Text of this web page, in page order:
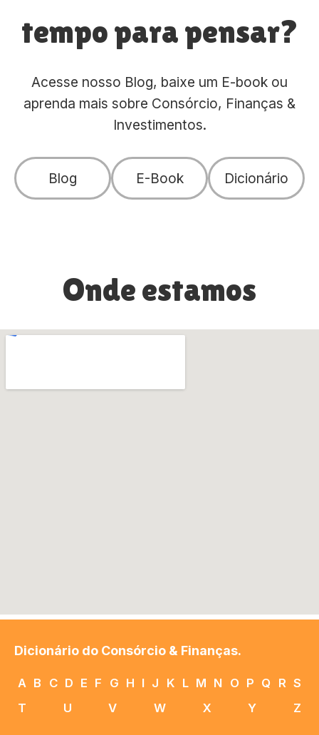
tempo para pensar?
Acesse nosso Blog, baixe um E-book ou
aprenda mais sobre Consórcio, Finanças &
Investimentos.
Blog E-Book Dicionário
Onde estamos
Dicionário do Consórcio & Finanças.
A B C D E F G H I J K L M N O P Q R S
T
U V W X Y Z